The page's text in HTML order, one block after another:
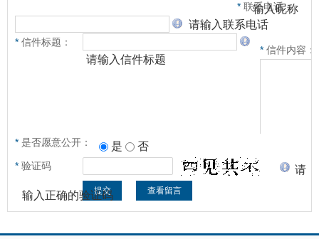
输入昵称
* 联系电话：
请输入联系电话
* 信件标题：
请输入信件标题
* 信件内容：
请输入信
* 是否愿意公开： 是 否
* 验证码 请
输入正确的验证码